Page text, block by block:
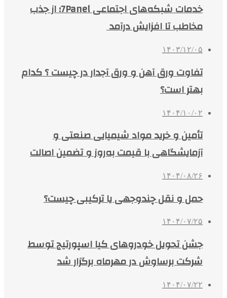
خدمات شبکه‌های اجتماعی 7Panel؛ از جذب
مخاطب تا افزایش درآمد
۱۴۰۳/۱۲/۰۵
تفاوت ورق آهن و ورق آجدار در چیست ؟ کدام
بهتر است؟
۱۴۰۴/۱۰/۰۲
تأمین و خرید مواد شیمیایی صنعتی و
آزمایشگاهی با قیمت به‌روز و تضمین اصالت
۱۴۰۴/۰۸/۲۶
حمل و نقل چندوجهی یا ترکیبی چیست؟
۱۴۰۴/۰۷/۲۵
جشن تحویل خودروهای کیا اسپورتیج توسط
شرکت برساوش در مهرماه برگزار شد
۱۴۰۴/۰۷/۲۲